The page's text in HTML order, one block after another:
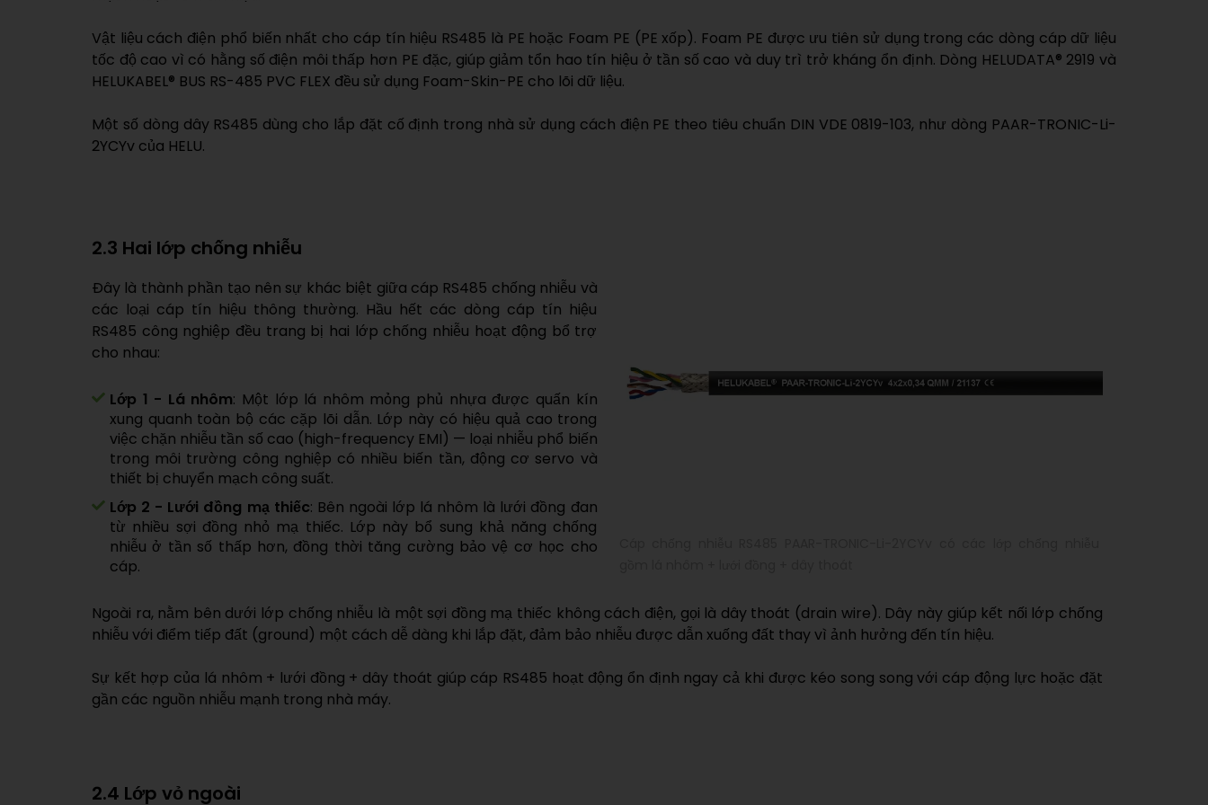
Vật liệu cách điện phổ biến nhất cho cáp tín hiệu RS485 là PE hoặc Foam PE (PE xốp). Foam PE được ưu tiên sử dụng trong các dòng cáp dữ liệu
tốc độ cao vì có hằng số điện môi thấp hơn PE đặc, giúp giảm tổn hao tín hiệu ở tần số cao và duy trì trở kháng ổn định. Dòng HELUDATA® 2919 và
HELUKABEL® BUS RS-485 PVC FLEX đều sử dụng Foam-Skin-PE cho lõi dữ liệu.
Một số dòng dây RS485 dùng cho lắp đặt cố định trong nhà sử dụng cách điện PE theo tiêu chuẩn DIN VDE 0819-103, như dòng PAAR-TRONIC-Li-
2YCYv của HELU.
2.3 Hai lớp chống nhiễu
Đây là thành phần tạo nên sự khác biệt giữa cáp RS485 chống nhiễu và
các loại cáp tín hiệu thông thường. Hầu hết các dòng cáp tín hiệu
RS485 công nghiệp đều trang bị hai lớp chống nhiễu hoạt động bổ trợ
cho nhau:
Lớp 1 - Lá nhôm: Một lớp lá nhôm mỏng phủ nhựa được quấn kín
xung quanh toàn bộ các cặp lõi dẫn. Lớp này có hiệu quả cao trong
việc chặn nhiễu tần số cao (high-frequency EMI) — loại nhiễu phổ biến
trong môi trường công nghiệp có nhiều biến tần, động cơ servo và
thiết bị chuyển mạch công suất.
Lớp 2 - Lưới đồng mạ thiếc: Bên ngoài lớp lá nhôm là lưới đồng đan
từ nhiều sợi đồng nhỏ mạ thiếc. Lớp này bổ sung khả năng chống
nhiễu ở tần số thấp hơn, đồng thời tăng cường bảo vệ cơ học cho
cáp.
Ngoài ra, nằm bên dưới lớp chống nhiễu là một sợi đồng mạ thiếc không cách điện, gọi là dây thoát (drain wire). Dây này giúp kết nối lớp chống
nhiễu với điểm tiếp đất (ground) một cách dễ dàng khi lắp đặt, đảm bảo nhiễu được dẫn xuống đất thay vì ảnh hưởng đến tín hiệu.
Sự kết hợp của lá nhôm + lưới đồng + dây thoát giúp cáp RS485 hoạt động ổn định ngay cả khi được kéo song song với cáp động lực hoặc đặt
gần các nguồn nhiễu mạnh trong nhà máy.
2.4 Lớp vỏ ngoài